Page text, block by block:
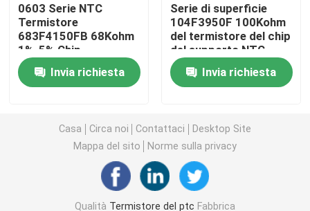
Termistore di SMD NTC
Termistor NTC di potenza
Varistore SMD
0603 Serie NTC
Termistore
683F4150FB 68Kohm
1%-5% Chip
Montaggio
superficialeInvia richiesta
Serie di superficie
104F3950F 100Kohm
del termistore del chip
del supporto NTC
0402 per la
temperatura di
rilevazione
Invia richiesta
Casa Circa noi Contattaci
Desktop Site
Mappa del sito
Norme sulla privacy
Qualità Termistore del ptc Fabbrica